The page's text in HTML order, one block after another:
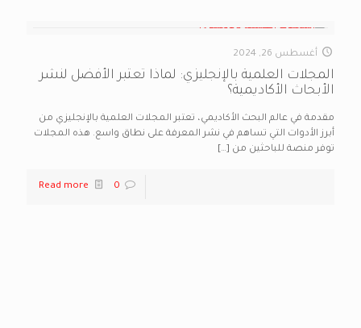
أغسطس 26, 2024
المجلات العلمية بالإنجليزي: لماذا تعتبر الأفضل لنشر
الأبحاث الأكاديمية؟
مقدمة في عالم البحث الأكاديمي، تعتبر المجلات العلمية بالإنجليزي من
أبرز الأدوات التي تساهم في نشر المعرفة على نطاق واسع. هذه المجلات
توفر منصة للباحثين من […]
0
Read more